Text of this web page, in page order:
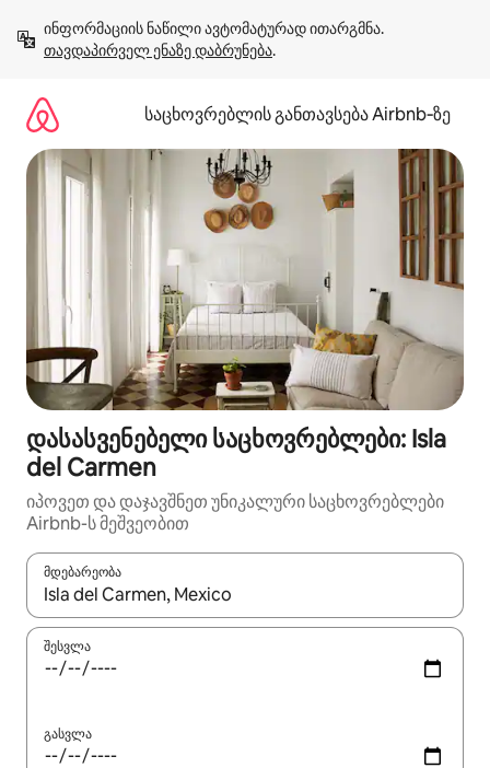
გადასვლა
თავდაპირველ ენაზე დაბრუნება.
საცხოვრებლის განთავსება Airbnb‑ზე
დასასვენებელი საცხოვრებლები: Isla
del Carmen
იპოვეთ და დაჯავშნეთ უნიკალური საცხოვრებლები
Airbnb-ს მეშვეობით
მდებარეობა
როცა შედეგები ხელმისაწვდომი გახდება, ნავიგაციისთვის
შესვლა
გასვლა